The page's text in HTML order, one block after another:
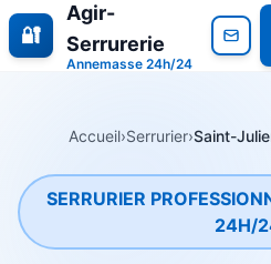
🔐
Agir-
Serrurerie
Annemasse 24h/24
Accueil›Serrurier›Saint-
SERRURIER
24H/